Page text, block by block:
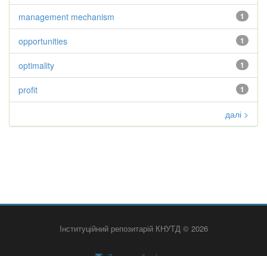
1
management mechanism
1
opportunities
1
optimality
1
profit
далі >
Інституційний репозитарій КНУТД © 2026